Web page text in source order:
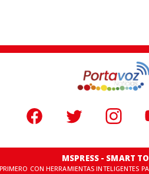
MSPRESS - SMART
CON HERRAMIENTAS INTELIGENTES